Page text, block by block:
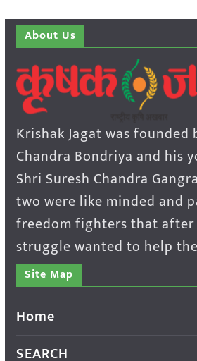
About Us
Krishak Jagat was founded
Chandra Bondriya and his
Shri Suresh Chandra
two were like minded and
freedom fighters that
struggle wanted to help
Site Map
Home
SEARCH